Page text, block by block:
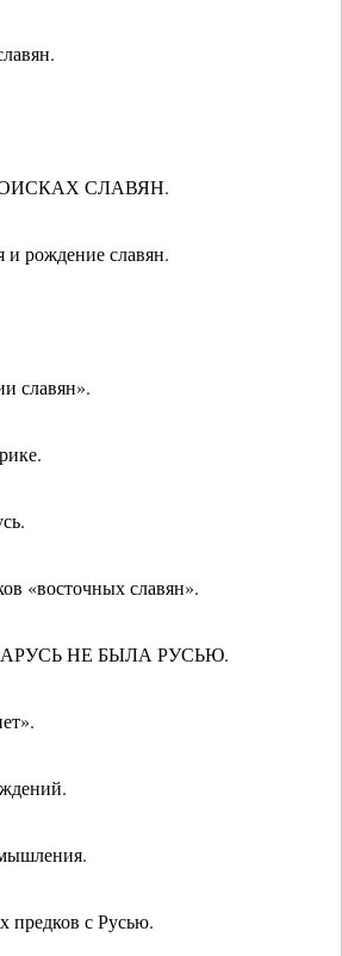
СЛАВЯН.
и рождение славян.
славян».
«восточных славян».
НЕ БЫЛА РУСЬЮ.
предков с Русью.